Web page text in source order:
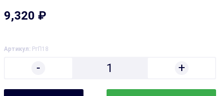
9,320 ₽
Артикул: РгП18
- 1 +